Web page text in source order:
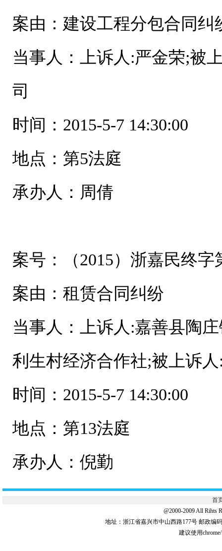
案由：建设工程分包合同纠
当事人：上诉人:严金荣;被
司
时间：2015-5-7 14:30:00
地点：第5法庭
承办人：周倩
案号：（2015）浙嘉民终字
案由：租赁合同纠纷
当事人：上诉人:嘉善县陶
利生村经济合作社;被上诉
时间：2015-5-7 14:30:00
地点：第13法庭
承办人：倪勤
首
@2000-2009 All Rihts
地址：浙江省嘉兴市中山西路177号 邮政编
建议使用